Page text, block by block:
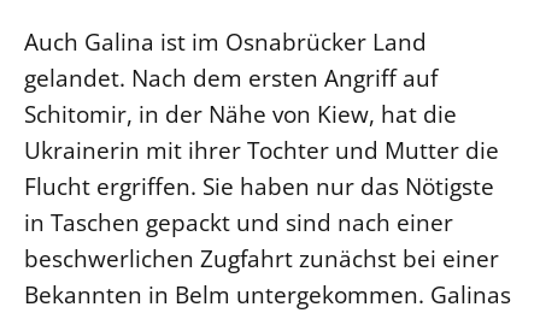
Auch Galina ist im Osnabrücker Land
gelandet. Nach dem ersten Angriff auf
Schitomir, in der Nähe von Kiew, hat die
Ukrainerin mit ihrer Tochter und Mutter die
Flucht ergriffen. Sie haben nur das Nötigste
in Taschen gepackt und sind nach einer
beschwerlichen Zugfahrt zunächst bei einer
Bekannten in Belm untergekommen. Galinas